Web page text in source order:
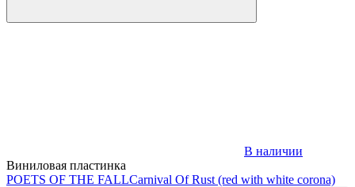
В наличии
Виниловая пластинка
POETS OF THE FALLCarnival Of Rust (red with white corona)